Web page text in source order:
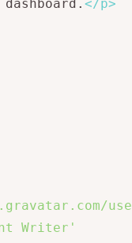
</p>
Writer'